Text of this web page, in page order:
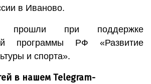
в Иваново.
прошли при поддержке
программы РФ «Развитие
и спорта».
в нашем Telegram-